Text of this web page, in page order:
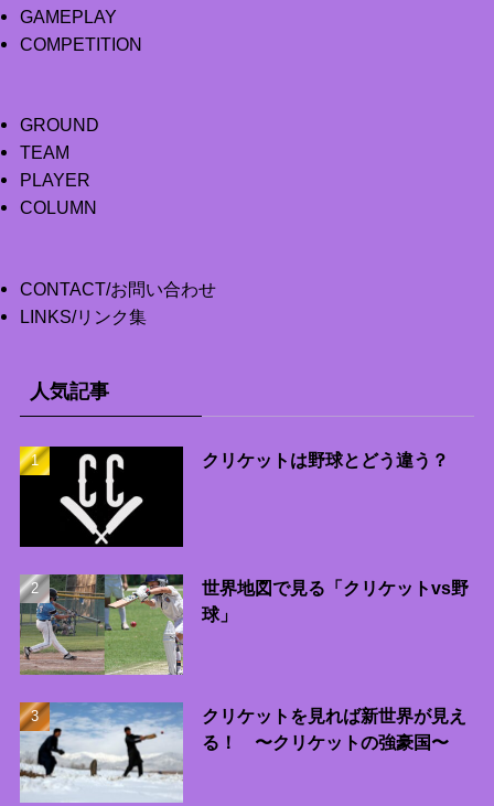
GAMEPLAY
COMPETITION
GROUND
TEAM
PLAYER
COLUMN
CONTACT/お問い合わせ
LINKS/リンク集
人気記事
クリケットは野球とどう違う？
世界地図で見る「クリケットvs野
球」
クリケットを見れば新世界が見え
る！ 〜クリケットの強豪国〜